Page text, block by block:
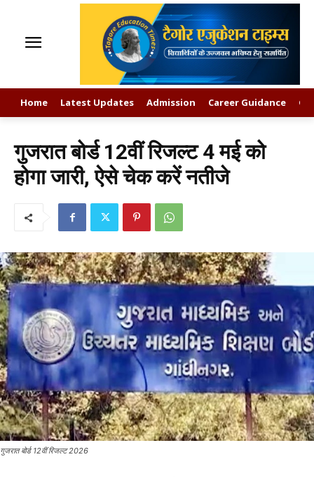
Home Latest Updates Admission Career Guidance GK
गुजरात बोर्ड 12वीं रिजल्ट 4 मई को
होगा जारी, ऐसे चेक करें नतीजे
गुजरात बोर्ड 12वीं रिजल्ट 2026